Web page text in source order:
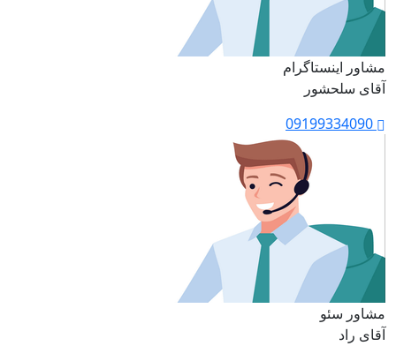
مشاور اینستاگرام
آقای سلحشور
مشاور سئو
آقای راد